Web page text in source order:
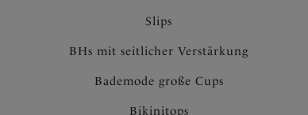
Slips
BHs mit seitlicher Verstärkung
Bademode große Cups
Bikinitops